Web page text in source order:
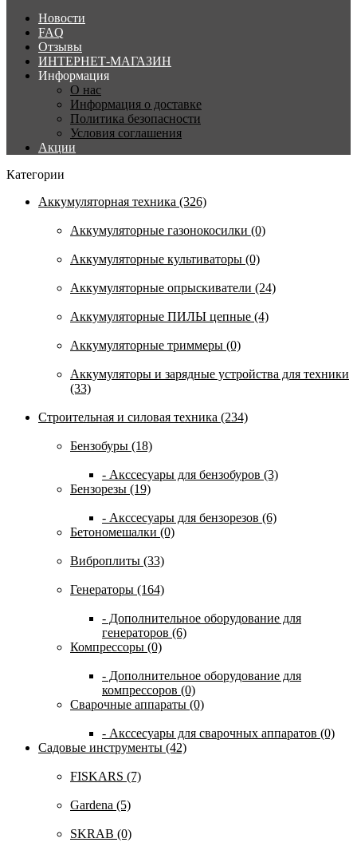
Новости
FAQ
Отзывы
ИНТЕРНЕТ-МАГАЗИН
Информация
О нас
Информация о доставке
Политика безопасности
Условия соглашения
Акции
Категории
Аккумуляторная техника (326)
Аккумуляторные газонокосилки (0)
Аккумуляторные культиваторы (0)
Аккумуляторные опрыскиватели (24)
Аккумуляторные ПИЛЫ цепные (4)
Аккумуляторные триммеры (0)
Аккумуляторы и зарядные устройства для техники
(33)
Строительная и силовая техника (234)
Бензобуры (18)
- Акссесуары для бензобуров (3)
Бензорезы (19)
- Акссесуары для бензорезов (6)
Бетономешалки (0)
Виброплиты (33)
Генераторы (164)
- Дополнительное оборудование для
генераторов (6)
Компрессоры (0)
- Дополнительное оборудование для
компрессоров (0)
Сварочные аппараты (0)
- Акссесуары для сварочных аппаратов (0)
Садовые инструменты (42)
FISKARS (7)
Gardena (5)
SKRAB (0)